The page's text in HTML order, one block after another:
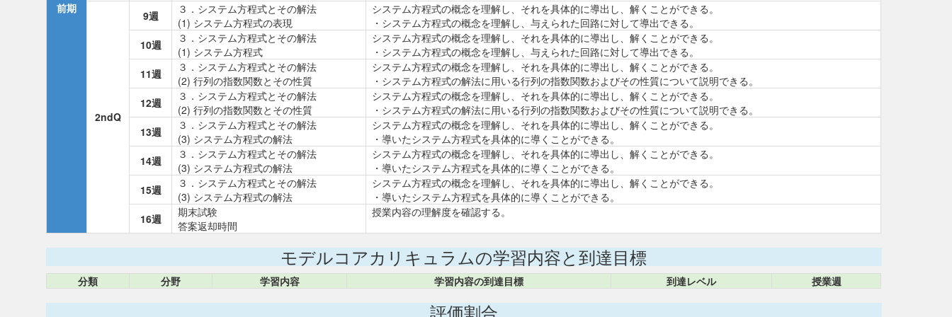
前期
2ndQ
9週
３．システム方程式とその解法
(1) システム方程式の表現
システム方程式の概念を理解し、それを具体的に導出し、解くことができる。
・システム方程式の概念を理解し、与えられた回路に対して導出できる。
10週
３．システム方程式とその解法
(1) システム方程式
システム方程式の概念を理解し、それを具体的に導出し、解くことができる。
・システム方程式の概念を理解し、与えられた回路に対して導出できる。
11週
３．システム方程式とその解法
(2) 行列の指数関数とその性質
システム方程式の概念を理解し、それを具体的に導出し、解くことができる。
・システム方程式の解法に用いる行列の指数関数およびその性質について説明できる。
12週
３．システム方程式とその解法
(2) 行列の指数関数とその性質
システム方程式の概念を理解し、それを具体的に導出し、解くことができる。
・システム方程式の解法に用いる行列の指数関数およびその性質について説明できる。
13週
３．システム方程式とその解法
(3) システム方程式の解法
システム方程式の概念を理解し、それを具体的に導出し、解くことができる。
・導いたシステム方程式を具体的に導くことができる。
14週
３．システム方程式とその解法
(3) システム方程式の解法
システム方程式の概念を理解し、それを具体的に導出し、解くことができる。
・導いたシステム方程式を具体的に導くことができる。
15週
３．システム方程式とその解法
(3) システム方程式の解法
システム方程式の概念を理解し、それを具体的に導出し、解くことができる。
・導いたシステム方程式を具体的に導くことができる。
16週
期末試験
答案返却時間
授業内容の理解度を確認する。
モデルコアカリキュラムの学習内容と到達目標
分類 分野 学習内容 学習内容の到達目標 到達レベル 授業週
評価割合